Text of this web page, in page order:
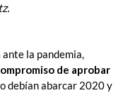
la pandemia,
de aprobar
debían abarcar 2020 y